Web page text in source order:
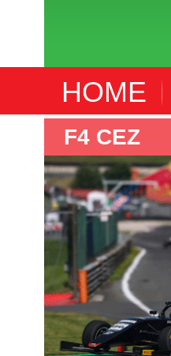
HOME
F4 CEZ